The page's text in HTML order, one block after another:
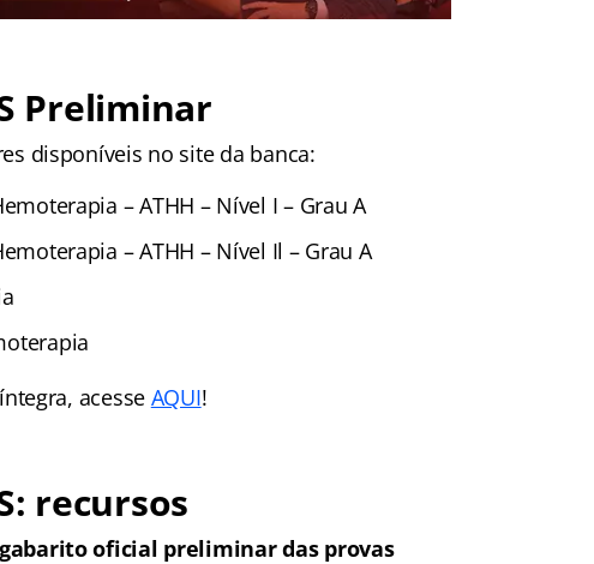
Preliminar
disponíveis no site da banca:
– ATHH – Nível I – Grau A
– ATHH – Nível Il – Grau A
acesse AQUI!
: recursos
oficial preliminar das provas